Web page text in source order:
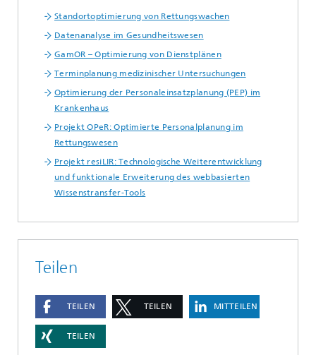
Standortoptimierung von Rettungswachen
Datenanalyse im Gesundheitswesen
GamOR – Optimierung von Dienstplänen
Terminplanung medizinischer Untersuchungen
Optimierung der Personaleinsatzplanung (PEP) im
Krankenhaus
Projekt OPeR: Optimierte Personalplanung im
Rettungswesen
Projekt resiLIR: Technologische Weiterentwicklung
und funktionale Erweiterung des webbasierten
Wissenstransfer-Tools
Teilen
TEILEN TEILEN MITTEILEN
TEILEN